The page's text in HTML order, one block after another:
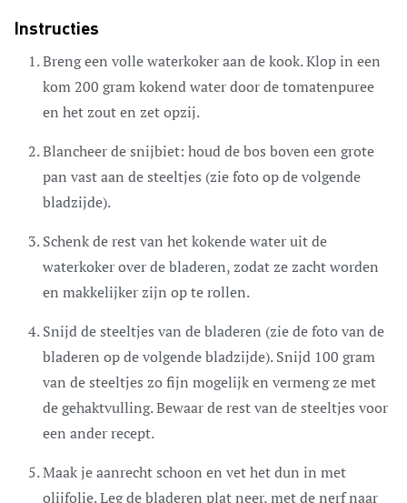
Instructies
Breng een volle waterkoker aan de kook. Klop in een
kom 200 gram kokend water door de tomatenpuree
en het zout en zet opzij.
Blancheer de snijbiet: houd de bos boven een grote
pan vast aan de steeltjes (zie foto op de volgende
bladzijde).
Schenk de rest van het kokende water uit de
waterkoker over de bladeren, zodat ze zacht worden
en makkelijker zijn op te rollen.
Snijd de steeltjes van de bladeren (zie de foto van de
bladeren op de volgende bladzijde). Snijd 100 gram
van de steeltjes zo fijn mogelijk en vermeng ze met
de gehaktvulling. Bewaar de rest van de steeltjes voor
een ander recept.
Maak je aanrecht schoon en vet het dun in met
olijfolie. Leg de bladeren plat neer, met de nerf naar